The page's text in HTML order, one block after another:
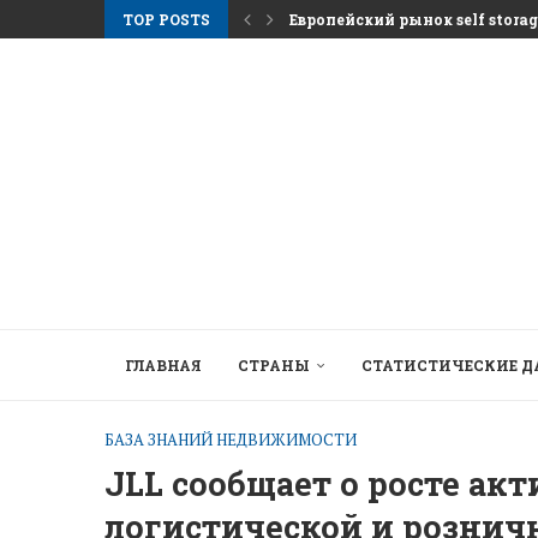
TOP POSTS
Европейский рынок self
ГЛАВНАЯ СТРАНЫ СТАТИСТИЧЕСКИЕ
БАЗА ЗНАНИЙ НЕДВИЖИМОСТИ
JLL сообщает о росте
логистической и